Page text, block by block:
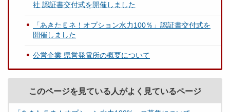
社 認証書交付式を開催しました
「あきたＥネ！オプション水力100％」認証書交付式を
開催しました
公営企業 県営発電所の概要について
このページを見ている人がよく見ているページ